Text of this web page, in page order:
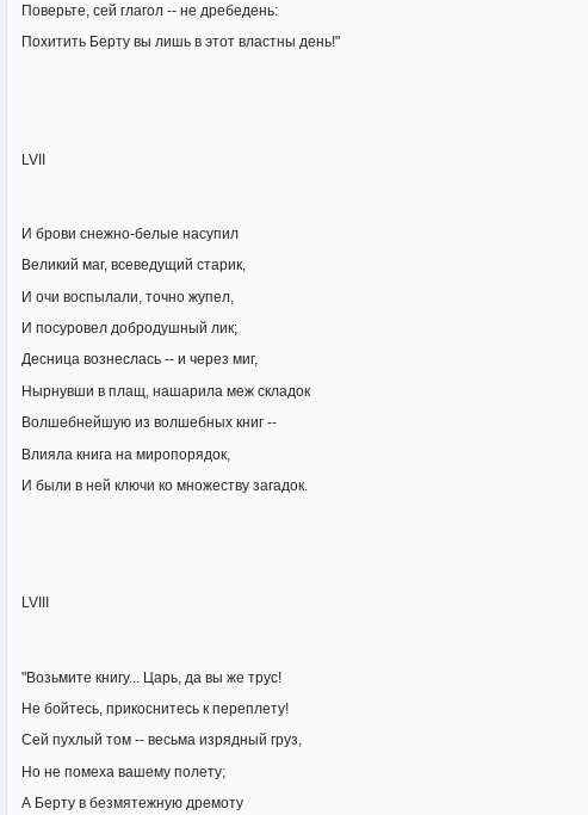
Поверьте, сей глагол -- не дребедень:
Похитить Берту вы лишь в этот властны день!"
LVII
И брови снежно-белые насупил
Великий маг, всеведущий старик,
И очи воспылали, точно жупел,
И посуровел добродушный лик;
Десница вознеслась -- и через миг,
Нырнувши в плащ, нашарила меж складок
Волшебнейшую из волшебных книг --
Влияла книга на миропорядок,
И были в ней ключи ко множеству загадок.
LVIII
"Возьмите книгу... Царь, да вы же трус!
Не бойтесь, прикоснитесь к переплету!
Сей пухлый том -- весьма изрядный груз,
Но не помеха вашему полету;
А Берту в безмятежную дремоту